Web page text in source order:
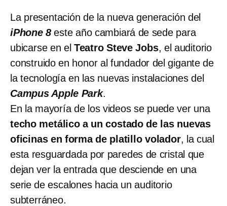
La presentación de la nueva generación del
iPhone 8 este año cambiará de sede para
ubicarse en el Teatro Steve Jobs, el auditorio
construido en honor al fundador del gigante de
la tecnología en las nuevas instalaciones del
Campus Apple Park.
En la mayoría de los videos se puede ver una
techo metálico a un costado de las nuevas
oficinas en forma de platillo volador, la cual
esta resguardada por paredes de cristal que
dejan ver la entrada que desciende en una
serie de escalones hacia un auditorio
subterráneo.